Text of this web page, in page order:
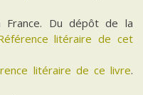
Du dépôt de la
litéraire de cet
litéraire de ce livre.